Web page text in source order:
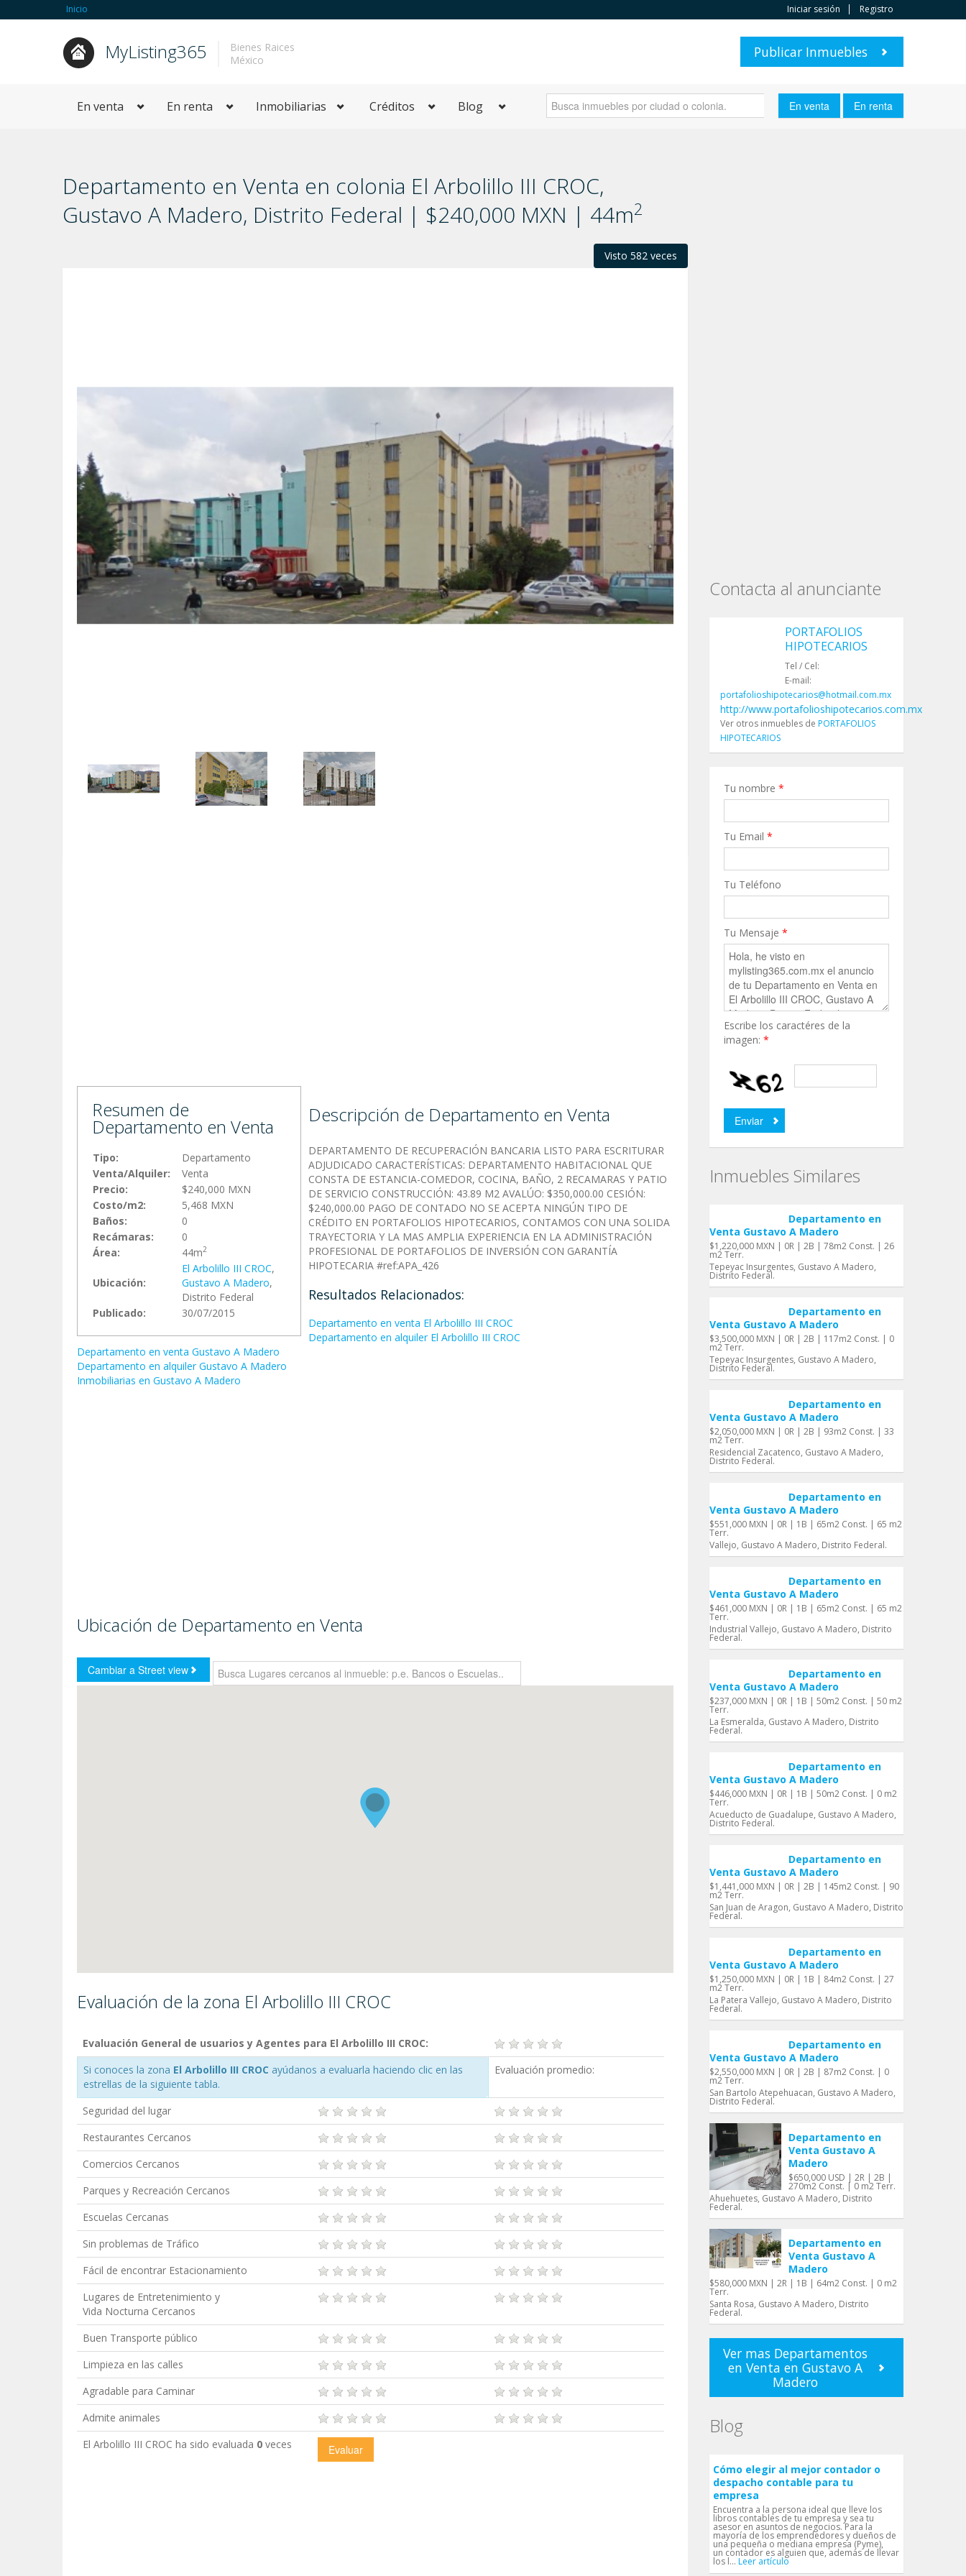
Inicio Iniciar sesión Registro
MyListing365
Bienes Raices
México
Publicar Inmuebles
En venta En renta Inmobiliarias Créditos Blog
Departamento en Venta en colonia El Arbolillo III CROC,
Gustavo A Madero, Distrito Federal | $240,000 MXN | 44m2
Visto 582 veces
Resumen de
Departamento en Venta
Tipo:
Departamento
Venta/Alquiler:
Venta
Precio:
$240,000 MXN
Costo/m2:
5,468 MXN
Baños:
0
Recámaras:
0
Área:
44m2
Ubicación:
El Arbolillo III CROC,
Gustavo A Madero,
Distrito Federal
Publicado:
30/07/2015
Descripción de Departamento en Venta
DEPARTAMENTO DE RECUPERACIÓN BANCARIA LISTO PARA ESCRITURAR
ADJUDICADO CARACTERÍSTICAS: DEPARTAMENTO HABITACIONAL QUE
CONSTA DE ESTANCIA-COMEDOR, COCINA, BAÑO, 2 RECAMARAS Y PATIO
DE SERVICIO CONSTRUCCIÓN: 43.89 M2 AVALÚO: $350,000.00 CESIÓN:
$240,000.00 PAGO DE CONTADO NO SE ACEPTA NINGÚN TIPO DE
CRÉDITO EN PORTAFOLIOS HIPOTECARIOS, CONTAMOS CON UNA SOLIDA
TRAYECTORIA Y LA MAS AMPLIA EXPERIENCIA EN LA ADMINISTRACIÓN
PROFESIONAL DE PORTAFOLIOS DE INVERSIÓN CON GARANTÍA
HIPOTECARIA #ref:APA_426
Resultados Relacionados:
Departamento en venta El Arbolillo III CROC
Departamento en alquiler El Arbolillo III CROC
Departamento en venta Gustavo A Madero
Departamento en alquiler Gustavo A Madero
Inmobiliarias en Gustavo A Madero
Ubicación de Departamento en Venta
Evaluación de la zona El Arbolillo III CROC
Evaluación General de usuarios y Agentes para El Arbolillo III CROC:
Si conoces la zona El Arbolillo III CROC ayúdanos a evaluarla haciendo clic en las
estrellas de la siguiente tabla.
Evaluación promedio:
Seguridad del lugar
Restaurantes Cercanos
Comercios Cercanos
Parques y Recreación Cercanos
Escuelas Cercanas
Sin problemas de Tráfico
Fácil de encontrar Estacionamiento
Lugares de Entretenimiento y
Vida Nocturna Cercanos
Buen Transporte público
Limpieza en las calles
Agradable para Caminar
Admite animales
El Arbolillo III CROC ha sido evaluada 0 veces
Contacta al anunciante
PORTAFOLIOS
HIPOTECARIOS
Tel / Cel:
E-mail:
portafolioshipotecarios@hotmail.com.mx
http://www.portafolioshipotecarios.com.mx
Ver otros inmuebles de PORTAFOLIOS
HIPOTECARIOS
Tu nombre *
Tu Email *
Tu Teléfono
Tu Mensaje *
Escribe los caractéres de la
imagen: *
Inmuebles Similares
Departamento en
Venta Gustavo A Madero
$1,220,000 MXN | 0R | 2B | 78m2 Const. | 26
m2 Terr.
Tepeyac Insurgentes, Gustavo A Madero,
Distrito Federal.
Departamento en
Venta Gustavo A Madero
$3,500,000 MXN | 0R | 2B | 117m2 Const. | 0
m2 Terr.
Tepeyac Insurgentes, Gustavo A Madero,
Distrito Federal.
Departamento en
Venta Gustavo A Madero
$2,050,000 MXN | 0R | 2B | 93m2 Const. | 33
m2 Terr.
Residencial Zacatenco, Gustavo A Madero,
Distrito Federal.
Departamento en
Venta Gustavo A Madero
$551,000 MXN | 0R | 1B | 65m2 Const. | 65 m2
Terr.
Vallejo, Gustavo A Madero, Distrito Federal.
Departamento en
Venta Gustavo A Madero
$461,000 MXN | 0R | 1B | 65m2 Const. | 65 m2
Terr.
Industrial Vallejo, Gustavo A Madero, Distrito
Federal.
Departamento en
Venta Gustavo A Madero
$237,000 MXN | 0R | 1B | 50m2 Const. | 50 m2
Terr.
La Esmeralda, Gustavo A Madero, Distrito
Federal.
Departamento en
Venta Gustavo A Madero
$446,000 MXN | 0R | 1B | 50m2 Const. | 0 m2
Terr.
Acueducto de Guadalupe, Gustavo A Madero,
Distrito Federal.
Departamento en
Venta Gustavo A Madero
$1,441,000 MXN | 0R | 2B | 145m2 Const. | 90
m2 Terr.
San Juan de Aragon, Gustavo A Madero, Distrito
Federal.
Departamento en
Venta Gustavo A Madero
$1,250,000 MXN | 0R | 1B | 84m2 Const. | 27
m2 Terr.
La Patera Vallejo, Gustavo A Madero, Distrito
Federal.
Departamento en
Venta Gustavo A Madero
$2,550,000 MXN | 0R | 2B | 87m2 Const. | 0
m2 Terr.
San Bartolo Atepehuacan, Gustavo A Madero,
Distrito Federal.
Departamento en
Venta Gustavo A
Madero
$650,000 USD | 2R | 2B |
270m2 Const. | 0 m2 Terr.
Ahuehuetes, Gustavo A Madero, Distrito
Federal.
Departamento en
Venta Gustavo A
Madero
$580,000 MXN | 2R | 1B | 64m2 Const. | 0 m2
Terr.
Santa Rosa, Gustavo A Madero, Distrito
Federal.
Ver mas Departamentos
en Venta en Gustavo A
Madero
Blog
Cómo elegir al mejor contador o
despacho contable para tu
empresa
Encuentra a la persona ideal que lleve los
libros contables de tu empresa y sea tu
asesor en asuntos de negocios. Para la
mayoría de los emprendedores y dueños de
una pequeña o mediana empresa (Pyme),
un contador es alguien que, además de llevar
los l... Leer artículo